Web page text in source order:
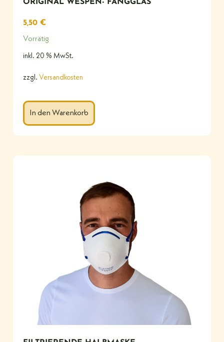
ORIGINAL WESPEN- FANGGLAS
5,50 €
Vorrätig
inkl. 20 % MwSt.
zzgl. Versandkosten
In den Warenkorb